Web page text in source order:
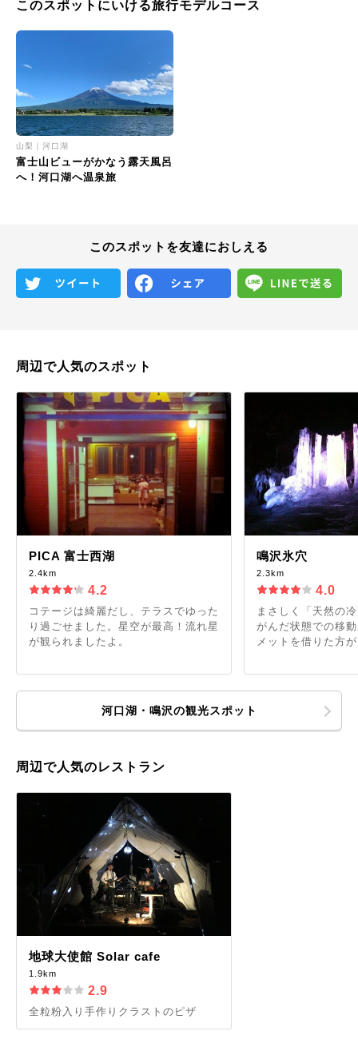
このスポットにいける旅行モデルコース
山梨｜河口湖
富士山ビューがかなう露天風呂
へ！河口湖へ温泉旅
このスポットを友達におしえる
周辺で人気のスポット
PICA 富士西湖
2.4km
4.2
コテージは綺麗だし、テラスでゆった
り過ごせました。星空が最高！流れ星
が観られましたよ。
鳴沢氷穴
2.3km
4.0
まさしく「天然の
がんだ状態での移
メットを借りた方
河口湖・鳴沢の観光スポット
周辺で人気のレストラン
地球大使館 Solar cafe
1.9km
2.9
全粒粉入り手作りクラストのピザ